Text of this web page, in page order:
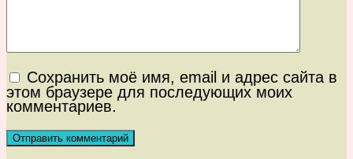
Сохранить моё имя, email и адрес сайта в
этом браузере для последующих моих
комментариев.